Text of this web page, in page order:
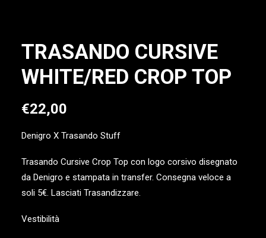
TRASANDO CURSIVE
WHITE/RED CROP TOP
€22,00
Denigro X Trasando Stuff
Trasando Cursive Crop Top con logo corsivo disegnato
da Denigro e stampata in transfer. Consegna veloce a
soli 5€. Lasciati Trasandizzare.
Vestibilità